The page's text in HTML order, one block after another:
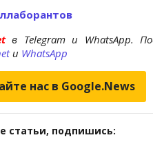
в Telegram и WhatsApp.
и WhatsApp
нас в Google.News
статьи, подпишись: